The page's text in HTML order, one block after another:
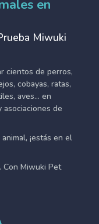
en
Miwuki
cientos de perros,
cobayas, ratas,
aves... en
de
¡estás en el
Con Miwuki Pet